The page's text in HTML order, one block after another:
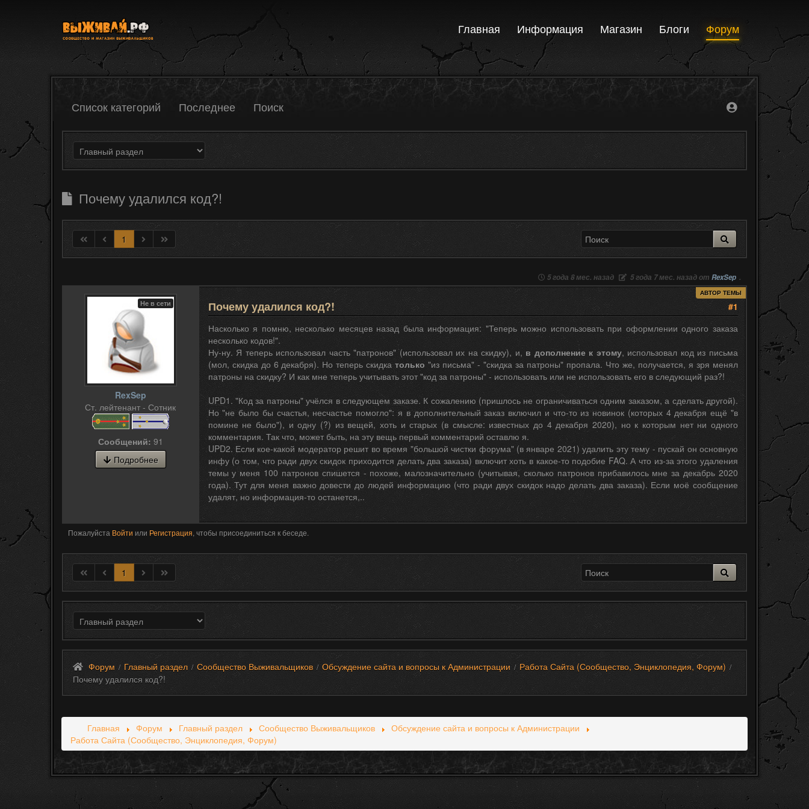
Главная Информация Магазин Блоги Форум
Список категорий Последнее Поиск
Почему удалился код?!
1
5 года 8 мес. назад 5 года 7 мес. назад от RexSep .
Не в сети
RexSep
Ст. лейтенант - Сотник
Сообщений: 91
Подробнее
АВТОР ТЕМЫ
Почему удалился код?!
#1
Насколько я помню, несколько месяцев назад была информация: "Теперь можно использовать при оформлении одного заказа
несколько кодов!".
Ну-ну. Я теперь использовал часть "патронов" (использовал их на скидку), и, в дополнение к этому, использовал код из письма
(мол, скидка до 6 декабря). Но теперь скидкатолько "из письма" - "скидка за патроны" пропала. Что же, получается, я зря менял
патроны на скидку? И как мне теперь учитывать этот "код за патроны" - использовать или не использовать его в следующий раз?!
UPD1. "Код за патроны" учёлся в следующем заказе. К сожалению (пришлось не ограничиваться одним заказом, а сделать другой).
Но "не было бы счастья, несчастье помогло": я в дополнительный заказ включил и что-то из новинок (которых 4 декабря ещё "в
помине не было"), и одну (?) из вещей, хоть и старых (в смысле: известных до 4 декабря 2020), но к которым нет ни одного
комментария. Так что, может быть, на эту вещь первый комментарий оставлю я.
UPD2. Если кое-какой модератор решит во время "большой чистки форума" (в январе 2021) удалить эту тему - пускай он основную
инфу (о том, что ради двух скидок приходится делать два заказа) включит хоть в какое-то подобие FAQ. А что из-за этого удаления
темы у меня 100 патронов спишется - похоже, малозначительно (учитывая, сколько патронов прибавилось мне за декабрь 2020
года). Тут для меня важно довести до людей информацию (что ради двух скидок надо делать два заказа). Если моё сообщение
удалят, но информация-то останется,..
Пожалуйста Войти или Регистрация, чтобы присоединиться к беседе.
1
Форум / Главный раздел / Сообщество Выживальщиков / Обсуждение сайта и вопросы к Администрации / Работа Сайта (Сообщество, Энциклопедия, Форум) /
Почему удалился код?!
Главная Форум Главный раздел Сообщество Выживальщиков
Обсуждение сайта и вопросы к Администрации
Работа Сайта (Сообщество, Энциклопедия, Форум)